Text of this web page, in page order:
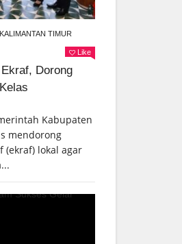
KALIMANTAN TIMUR
Like
Dorong
Kabupaten
mendorong
(ekraf) lokal agar